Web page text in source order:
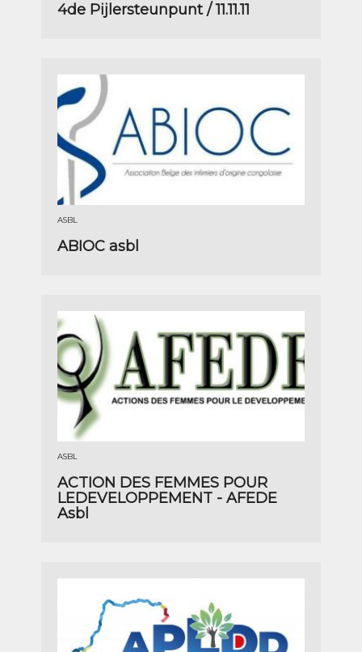
4de Pijlersteunpunt / 11.11.11
ASBL
ABIOC asbl
ASBL
ACTION DES FEMMES POUR
LEDEVELOPPEMENT - AFEDE
Asbl